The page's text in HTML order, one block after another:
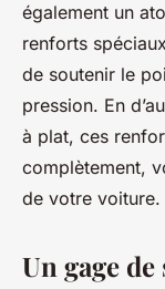
également un
renforts
de soutenir le
pression. En
à plat, ces
complètement,
de votre voiture.
Un gage